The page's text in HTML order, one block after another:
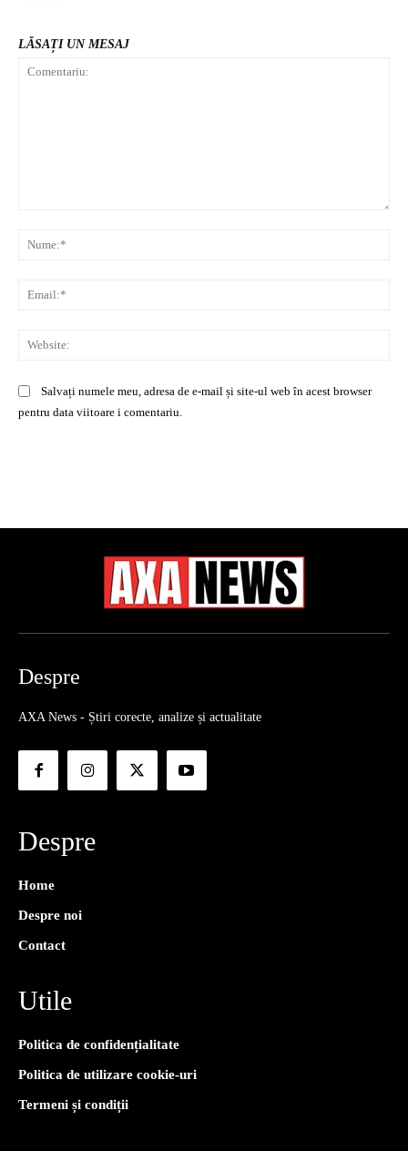
LĂSAȚI UN MESAJ
Salvați numele meu, adresa de e-mail și site-ul web în acest browser
pentru data viitoare i comentariu.
Despre
AXA News - Știri corecte, analize și actualitate
Despre
Home
Despre noi
Contact
Utile
Politica de confidențialitate
Politica de utilizare cookie-uri
Termeni și condiții